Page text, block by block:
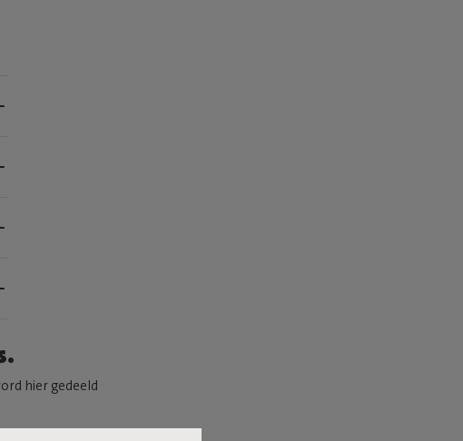
hier gedeeld